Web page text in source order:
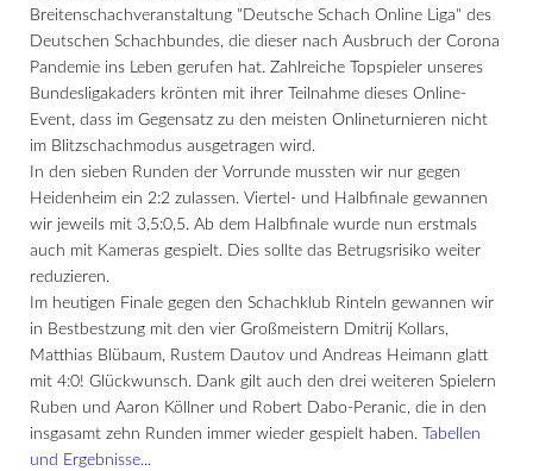
Breitenschachveranstaltung "Deutsche Schach Online Liga" des
Deutschen Schachbundes, die dieser nach Ausbruch der Corona
Pandemie ins Leben gerufen hat. Zahlreiche Topspieler unseres
Bundesligakaders krönten mit ihrer Teilnahme dieses Online-
Event, dass im Gegensatz zu den meisten Onlineturnieren nicht
im Blitzschachmodus ausgetragen wird.
In den sieben Runden der Vorrunde mussten wir nur gegen
Heidenheim ein 2:2 zulassen. Viertel- und Halbfinale gewannen
wir jeweils mit 3,5:0,5. Ab dem Halbfinale wurde nun erstmals
auch mit Kameras gespielt. Dies sollte das Betrugsrisiko weiter
reduzieren.
Im heutigen Finale gegen den Schachklub Rinteln gewannen wir
in Bestbestzung mit den vier Großmeistern Dmitrij Kollars,
Matthias Blübaum, Rustem Dautov und Andreas Heimann glatt
mit 4:0! Glückwunsch. Dank gilt auch den drei weiteren Spielern
Ruben und Aaron Köllner und Robert Dabo-Peranic, die in den
insgasamt zehn Runden immer wieder gespielt haben.
Tabellen
und Ergebnisse...